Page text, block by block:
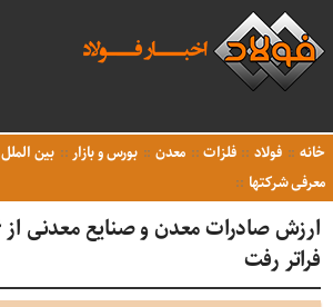
خانه فولاد فلزات معدن بورس و بازار بین الملل
معرفی شرکتها
فراتر رفت